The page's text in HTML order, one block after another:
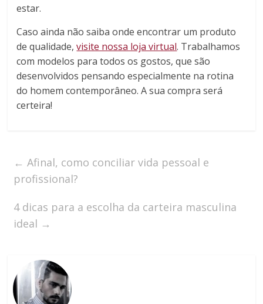
estar.
Caso ainda não saiba onde encontrar um produto
de qualidade,visite nossa loja virtual. Trabalhamos
com modelos para todos os gostos, que são
desenvolvidos pensando especialmente na rotina
do homem contemporâneo. A sua compra será
certeira!
← Afinal, como conciliar vida pessoal e
profissional?
4 dicas para a escolha da carteira masculina
ideal →